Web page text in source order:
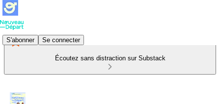
S'abonner Se connecter
Écoutez sans distraction sur Substack